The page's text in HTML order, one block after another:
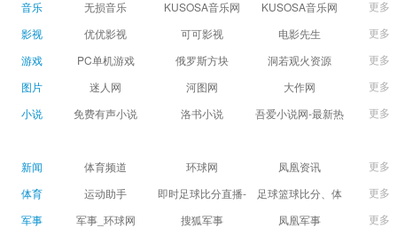
音乐 无损音乐 KUSOSA音乐网 KUSOSA音乐网
更多
影视
优优影视 可可影视 电影先生
更多
游戏
PC单机游戏 俄罗斯方块 洞若观火资源
更多
图片
迷人网 河图网 大作网
更多
小说
免费有声小说 洛书小说
吾爱小说网-最新热
更多
新闻 体育频道 环球网 凤凰资讯
更多
体育
运动助手
即时足球比分直播-
精准赛程赛果及角
足球篮球比分、体
育赛果直播|让足球
更多
军事
军事_环球网 搜狐军事 凤凰军事
更多